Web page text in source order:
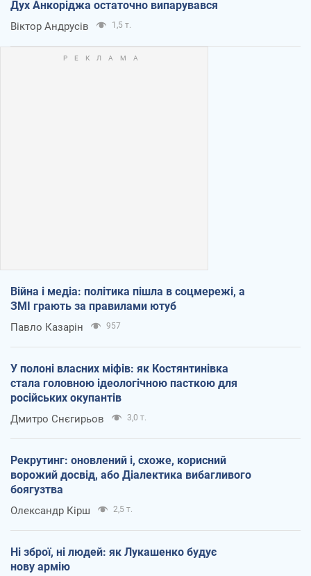
Дух Анкоріджа остаточно випарувався
Віктор Андрусів 1,5 т.
Війна і медіа: політика пішла в соцмережі, а
ЗМІ грають за правилами ютуб
Павло Казарін 957
У полоні власних міфів: як Костянтинівка
стала головною ідеологічною пасткою для
російських окупантів
Дмитро Снєгирьов 3,0 т.
Рекрутинг: оновлений і, схоже, корисний
ворожий досвід, або Діалектика вибагливого
боягузтва
Олександр Кірш 2,5 т.
Ні зброї, ні людей: як Лукашенко будує
нову армію